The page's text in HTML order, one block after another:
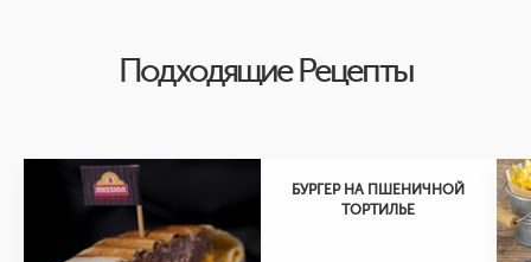
Подходящие Рецепты
БУРГЕР НА ПШЕНИЧНОЙ
ТОРТИЛЬЕ